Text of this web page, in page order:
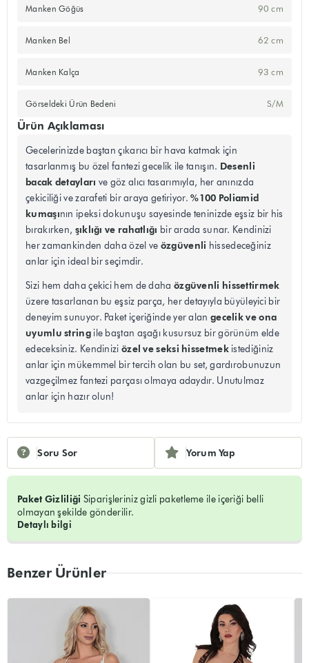
Soru Sor Yorum Yap
Paket Gizliliği Siparişleriniz gizli paketleme ile içeriği belli
olmayan şekilde gönderilir.
Detaylı bilgi
Manken Göğüs 90 cm
Manken Bel 62 cm
Manken Kalça 93 cm
Görseldeki Ürün Bedeni S/M
Ürün Açıklaması
Gecelerinizde baştan çıkarıcı bir hava katmak için
tasarlanmış bu özel fantezi gecelik ile tanışın. Desenli
bacak detayları ve göz alıcı tasarımıyla, her anınızda
çekiciliği ve zarafeti bir araya getiriyor.%100 Poliamid
kumaşının ipeksi dokunuşu sayesinde teninizde eşsiz bir his
bırakırken, şıklığı ve rahatlığı bir arada sunar. Kendinizi
her zamankinden daha özel ve özgüvenli hissedeceğiniz
anlar için ideal bir seçimdir.
Sizi hem daha çekici hem de daha özgüvenli hissettirmek
üzere tasarlanan bu eşsiz parça, her detayıyla büyüleyici bir
deneyim sunuyor. Paket içeriğinde yer alan gecelik ve ona
uyumlu stringile baştan aşağı kusursuz bir görünüm elde
edeceksiniz. Kendinizi özel ve seksi hissetmekistediğiniz
anlar için mükemmel bir tercih olan bu set, gardırobunuzun
vazgeçilmez fantezi parçası olmaya adaydır. Unutulmaz
anlar için hazır olun!
Benzer Ürünler